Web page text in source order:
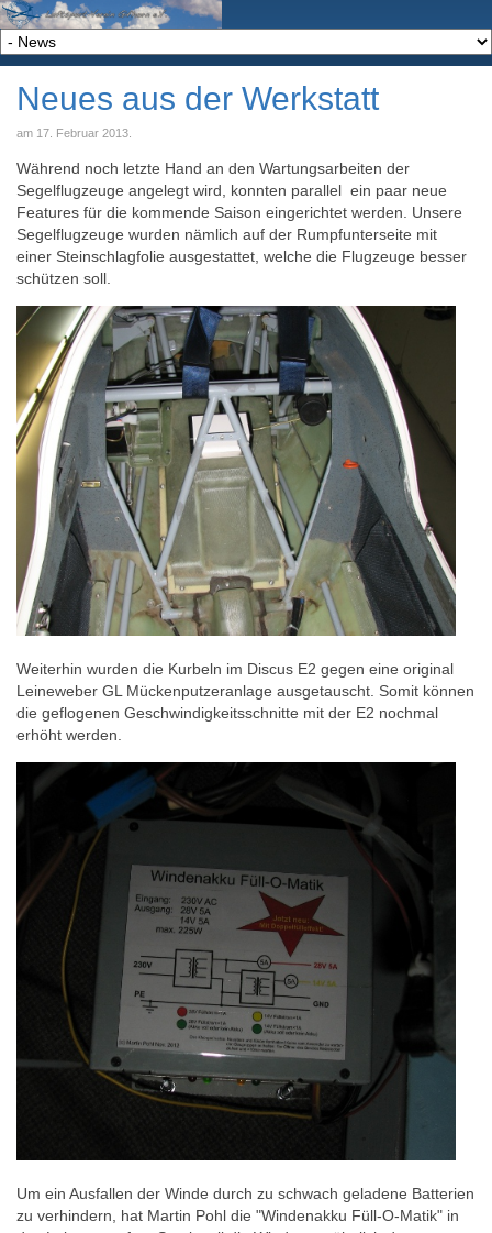
Neues aus der Werkstatt
am 17. Februar 2013
Während noch letzte Hand an den Wartungsarbeiten der
Segelflugzeuge angelegt wird, konnten parallel ein paar neue
Features für die kommende Saison eingerichtet werden. Unsere
Segelflugzeuge wurden nämlich auf der Rumpfunterseite mit
einer Steinschlagfolie ausgestattet, welche die Flugzeuge besser
schützen soll.
Weiterhin wurden die Kurbeln im Discus E2 gegen eine original
Leineweber GL Mückenputzeranlage ausgetauscht. Somit können
die geflogenen Geschwindigkeitsschnitte mit der E2 nochmal
erhöht werden.
Um ein Ausfallen der Winde durch zu schwach geladene Batterien
zu verhindern, hat Martin Pohl die "Windenakku Füll-O-Matik" in